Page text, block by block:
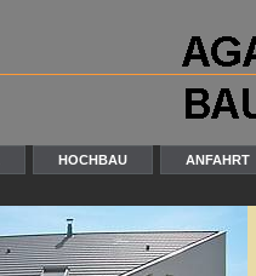
HOCHBAU ANFAHRT